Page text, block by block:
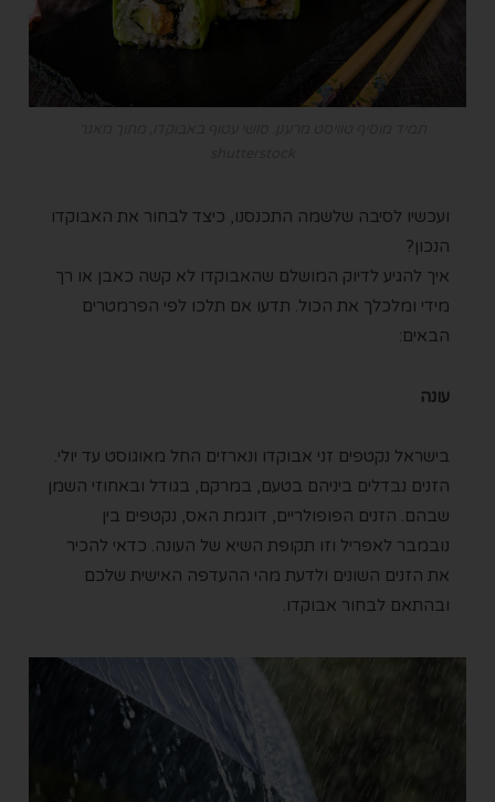
ועכשיו לסיבה שלשמה התכנסנו, כיצד לבחור את האבוקדו
הנכון?
איך להגיע לדיוק המושלם שהאבוקדו לא קשה כאבן או רך
מידי ומלכלך את הכול. תדעו אם תלכו לפי הפרמטרים
הבאים:
עונה
בישראל נקטפים זני אבוקדו ונארזים החל מאוגוסט עד יולי.
הזנים נבדלים ביניהם בטעם, במרקם, בגודל ובאחוזי השמן
שבהם. הזנים הפופולריים, דוגמת האס, נקטפים בין
נובמבר לאפריל וזו תקופת השיא של העונה. כדאי להכיר
את הזנים השונים ולדעת מהי ההעדפה האישית שלכם
ובהתאם לבחור אבוקדו.